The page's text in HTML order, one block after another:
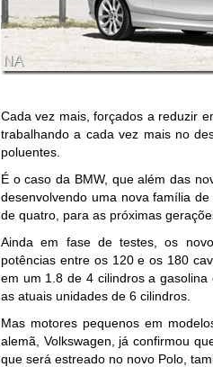
Cada vez mais, forçados a reduzir
trabalhando a cada vez mais no
poluentes.
É o caso da BMW, que além das
desenvolvendo uma nova família
de quatro, para as próximas
Ainda em fase de testes, os
potências entre os 120 e os 180
em um 1.8 de 4 cilindros a
as atuais unidades de 6 cilindros.
Mas motores pequenos em
alemã, Volkswagen, já confirmou
que será estreado no novo Polo,